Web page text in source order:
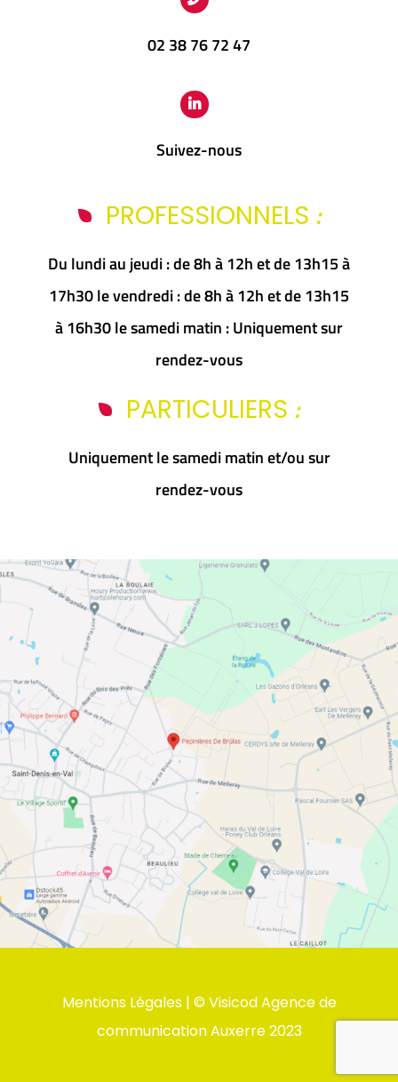
02 38 76 72 47
Suivez-nous
PROFESSIONNELS :
Du lundi au jeudi : de 8h à 12h et de 13h15 à
17h30 le vendredi : de 8h à 12h et de 13h15
à 16h30 le samedi matin : Uniquement sur
rendez-vous
PARTICULIERS :
Uniquement le samedi matin et/ou sur
rendez-vous
Mentions Légales| ©Visicod Agence de
communication Auxerre2023